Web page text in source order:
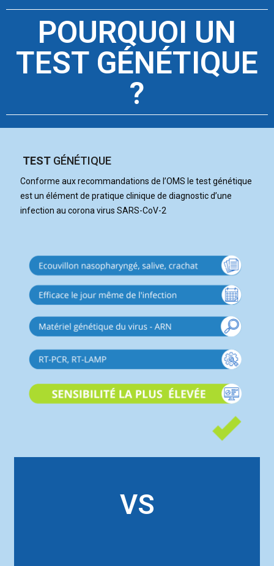
POURQUOI UN
TEST GÉNÉTIQUE
?
TEST GÉNÉTIQUE
Conforme aux recommandations de l’OMS le test génétique
est un élément de pratique clinique de diagnostic d’une
infection au corona virus SARS-CoV-2
VS